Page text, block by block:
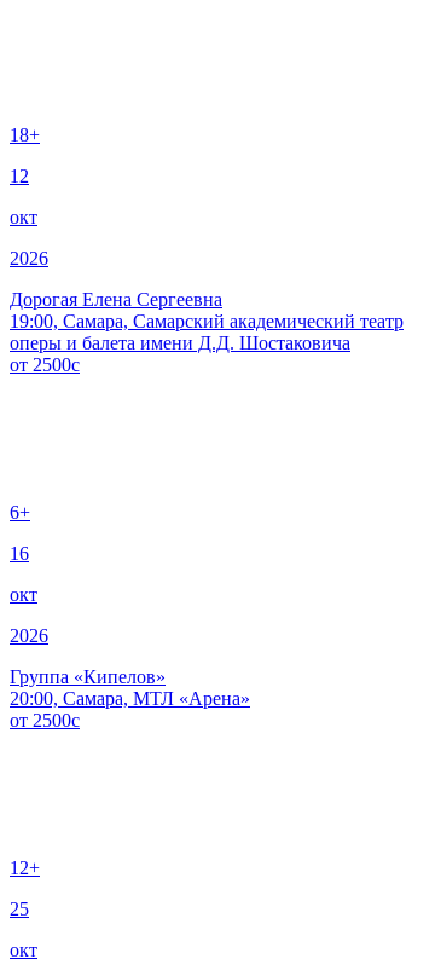
18+
12
окт
2026
Дорогая Елена Сергеевна
19:00, Самара, Самарский академический театр
оперы и балета имени Д.Д. Шостаковича
от 2500c
6+
16
окт
2026
Группа «Кипелов»
20:00, Самара, МТЛ «Арена»
от 2500c
12+
25
окт